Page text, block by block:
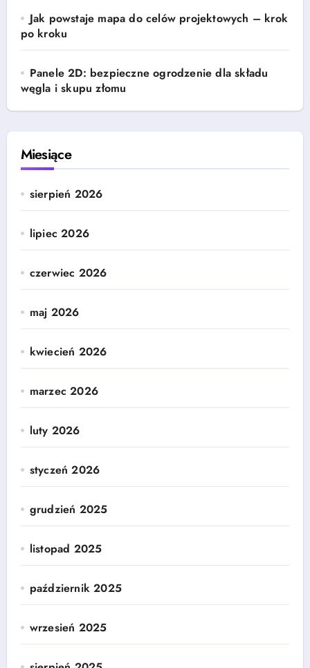
Jak powstaje mapa do celów projektowych – krok
po kroku
Panele 2D: bezpieczne ogrodzenie dla składu
węgla i skupu złomu
Miesiące
sierpień 2026
lipiec 2026
czerwiec 2026
maj 2026
kwiecień 2026
marzec 2026
luty 2026
styczeń 2026
grudzień 2025
listopad 2025
październik 2025
wrzesień 2025